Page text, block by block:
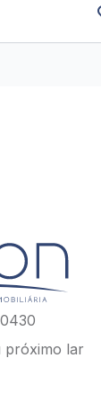
próximo lar